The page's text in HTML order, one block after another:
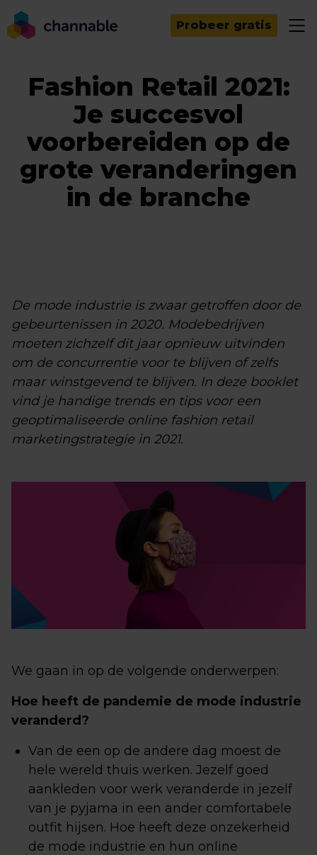
Probeer gratis
Fashion Retail 2021:
Je succesvol
voorbereiden op de
grote veranderingen
in de branche
De mode industrie is zwaar getroffen door de
gebeurtenissen in 2020. Modebedrijven
moeten zichzelf dit jaar opnieuw uitvinden
om de concurrentie voor te blijven of zelfs
maar winstgevend te blijven. In deze booklet
vind je handige trends en tips voor een
geoptimaliseerde online fashion retail
marketingstrategie in 2021.
We gaan in op de volgende onderwerpen:
Hoe heeft de pandemie de mode industrie
veranderd?
Van de een op de andere dag moest de
hele wereld thuis werken. Jezelf goed
aankleden voor werk veranderde in jezelf
van je pyjama in een ander comfortabele
outfit hijsen. Hoe heeft deze onzekerheid
de mode industrie en hun online